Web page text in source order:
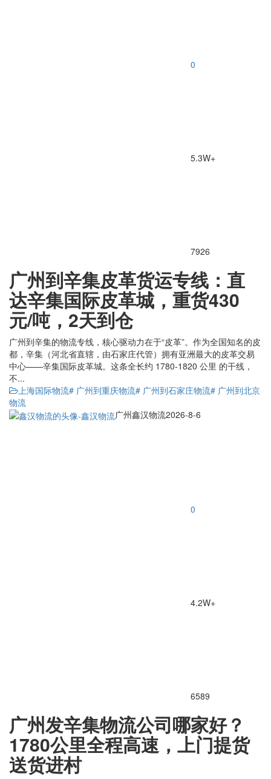
0
5.3W+
7926
广州到辛集皮革货运专线：直
达辛集国际皮革城，重货430
元/吨，2天到仓
广州到辛集的物流专线，核心驱动力在于“皮革”。作为全国知名的皮
都，辛集（河北省直辖，由石家庄代管）拥有亚洲最大的皮革交易
中心——辛集国际皮革城。这条全长约 1780-1820 公里 的干线，
不...
上海国际物流# 广州到重庆物流# 广州到石家庄物流# 广州到北京
物流
广州鑫汉物流2026-8-6
0
4.2W+
6589
广州发辛集物流公司哪家好？
1780公里全程高速，上门提货
送货进村